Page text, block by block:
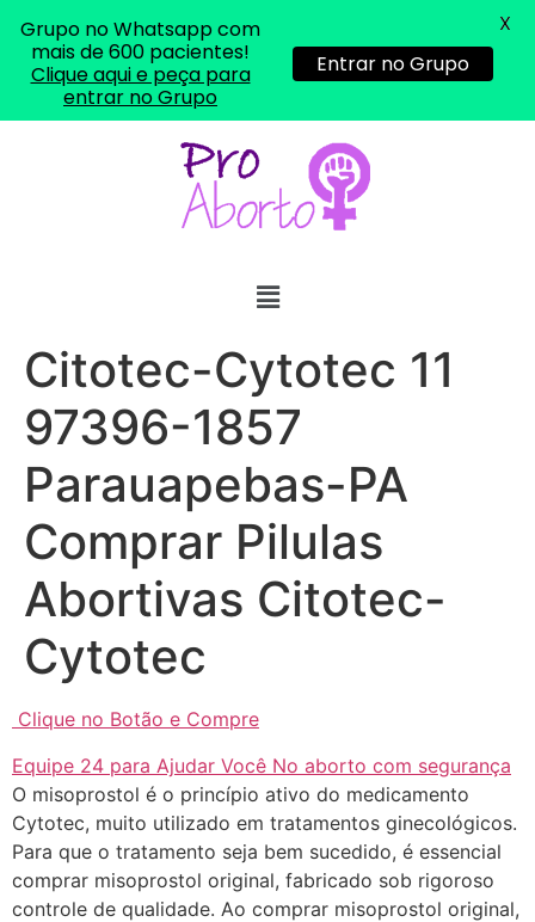
Citotec-Cytotec 11
97396-1857
Parauapebas-PA
Comprar Pilulas
Abortivas Citotec-
Cytotec
Clique no Botão e Compre
Equipe 24 para Ajudar Você No aborto com segurança
O misoprostol é o princípio ativo do medicamento
Cytotec, muito utilizado em tratamentos ginecológicos.
Para que o tratamento seja bem sucedido, é essencial
comprar misoprostol original, fabricado sob rigoroso
controle de qualidade. Ao comprar misoprostol original,
Grupo no Whatsapp com
mais de 600 pacientes!
Clique aqui e peça para
entrar no Grupo
Entrar no Grupo
X